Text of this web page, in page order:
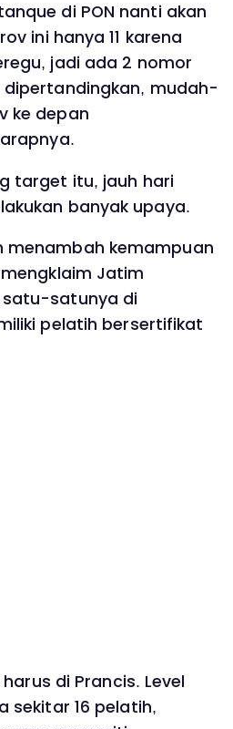
di PON nanti akan
ini hanya 11 karena
jadi ada 2 nomor
mudah-
ke depan
target itu, jauh hari
banyak upaya.
menambah kemampuan
Jatim
satunya di
pelatih bersertifikat
di Prancis. Level
sekitar 16 pelatih,